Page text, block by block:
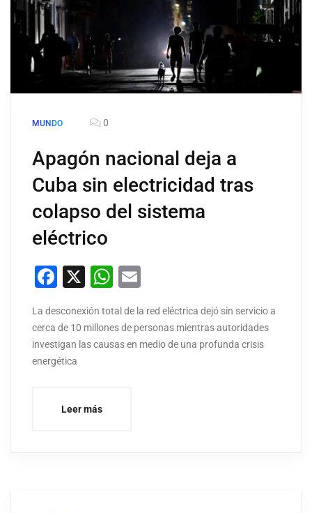
MUNDO 0
Apagón nacional deja a
Cuba sin electricidad tras
colapso del sistema
eléctrico
Facebook
X WhatsApp
La desconexión total de la red eléctrica dejó sin servicio a
cerca de 10 millones de personas mientras autoridades
investigan las causas en medio de una profunda crisis
energética
Leer más